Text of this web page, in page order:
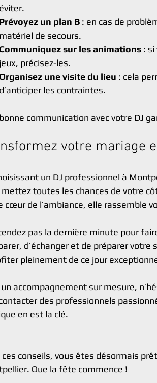
éviter.
Prévoyez un plan B : en cas de
matériel de secours.
Communiquez sur les animations :
jeux, précisez-les.
Organisez une visite du lieu : cela
d’anticiper les contraintes.
communication avec votre DJ
votre mariage
un DJ professionnel à
mettez toutes les chances de votre
cœur de l’ambiance, elle rassemble
pas la dernière minute pour
d’échanger et de préparer
pleinement de ce jour
un accompagnement sur mesure,
des professionnels
en est la clé.
ces conseils, vous êtes désormais
Que la fête commence !